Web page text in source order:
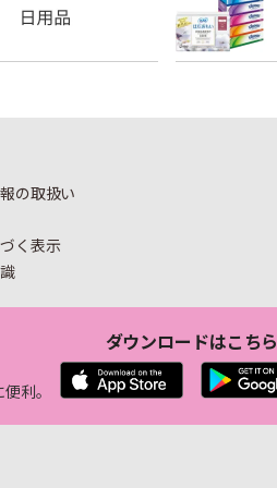
の取扱い
く表示
利。
ダウンロードはこちら